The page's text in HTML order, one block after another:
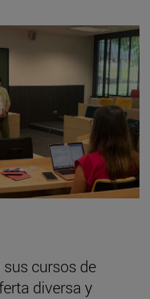
cursos de
diversa y